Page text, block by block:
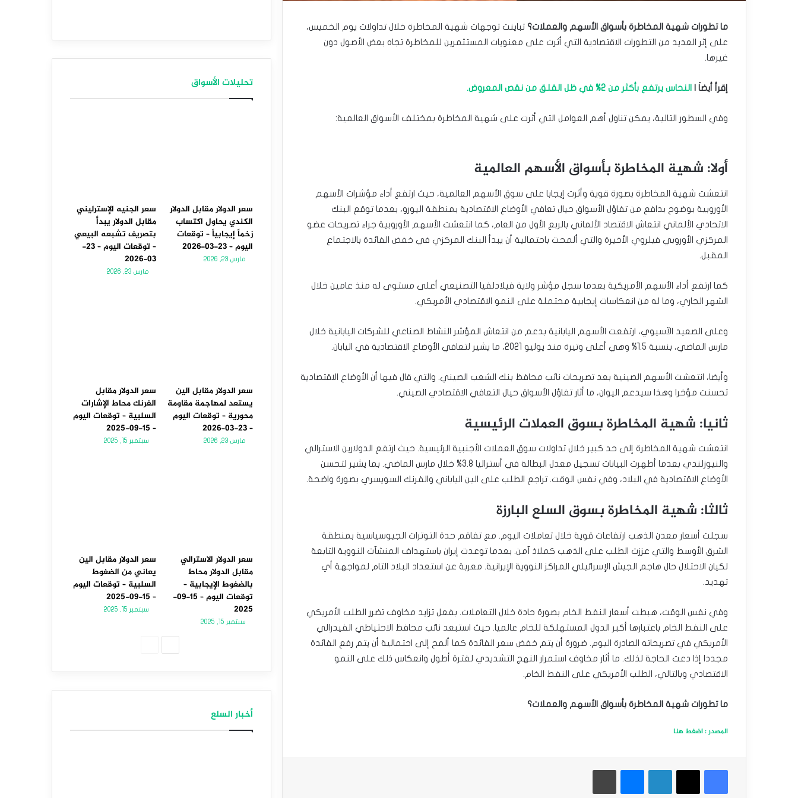
ما تطورات شهية المخاطرة بأسواق الأسهم والعملات؟ تباينت توجهات شهية المخاطرة خلال تداولات يوم الخميس،
على إثر العديد من التطورات الاقتصادية التي أثرت على معنويات المستثمرين للمخاطرة تجاه بعض الأصول دون
غيرها.
إقرأ أيضاَ | النحاس يرتفع بأكثر من 2% في ظل القلق من نقص المعروض.
وفي السطور التالية، يمكن تناول أهم العوامل التي أثرت على شهية المخاطرة بمختلف الأسواق العالمية:
أولا: شهية المخاطرة بأسواق الأسهم العالمية
انتعشت شهية المخاطرة بصورة قوية وأثرت إيجابا على سوق الأسهم العالمية، حيث ارتفع أداء مؤشرات الأسهم
الأوروبية بوضوح بدافع من تفاؤل الأسواق حيال تعافي الأوضاع الاقتصادية بمنطقة اليورو، بعدما توقع البنك
الاتحادي الألماني انتعاش الاقتصاد الألماني بالربع الأول من العام، كما انتعشت الأسهم الأوروبية جراء تصريحات عضو
المركزي الأوروبي فيلروي الأخيرة والتي ألمحت باحتمالية أن يبدأ البنك المركزي في خفض الفائدة بالاجتماع
المقبل.
كما ارتفع أداء الأسهم الأمريكية بعدما سجل مؤشر ولاية فيلادلفيا التصنيعي أعلى مستوى له منذ عامين خلال
الشهر الجاري، وما له من انعكاسات إيجابية محتملة على النمو الاقتصادي الأمريكي.
وعلى الصعيد الآسيوي، ارتفعت الأسهم اليابانية بدعم من انتعاش المؤشر النشاط الصناعي للشركات اليابانية خلال
مارس الماضي، بنسبة 1.5% وهي أعلى وتيرة منذ يوليو 2021، ما يشير لتعافي الأوضاع الاقتصادية في اليابان.
وأيضا، انتعشت الأسهم الصينية بعد تصريحات نائب محافظ بنك الشعب الصيني. والتي قال فيها أن الأوضاع الاقتصادية
تحسنت مؤخرا وهذا سيدعم اليوان، ما أثار تفاؤل الأسواق حيال التعافي الاقتصادي الصيني.
ثانيا: شهية المخاطرة بسوق العملات الرئيسية
انتعشت شهية المخاطرة إلى حد كبير خلال تداولات سوق العملات الأجنبية الرئيسية. حيث ارتفع الدولارين الاسترالي
والنيوزلندي بعدما أظهرت البيانات تسجيل معدل البطالة في أستراليا 3.8% خلال مارس الماضي. بما يشير لتحسن
الأوضاع الاقتصادية في البلاد، وفي نفس الوقت. تراجع الطلب على الين الياباني والفرنك السويسري بصورة واضحة.
ثالثا: شهية المخاطرة بسوق السلع البارزة
سجلت أسعار معدن الذهب ارتفاعات قوية خلال تعاملات اليوم. مع تفاقم حدة التوترات الجيوسياسية بمنطقة
الشرق الأوسط والتي عززت الطلب على الذهب كملاذ آمن. بعدما توعدت إيران باستهداف المنشآت النووية التابعة
لكيان الاحتلال حال هاجم الجيش الإسرائيلي المراكز النووية الإيرانية. معربة عن استعداد البلاد التام لمواجهة أي
تهديد.
وفي نفس الوقت، هبطت أسعار النفط الخام بصورة حادة خلال التعاملات. بفعل تزايد مخاوف تضرر الطلب الأمريكي
على النفط الخام باعتبارها أكبر الدول المستهلكة للخام عالميا. حيث استبعد نائب محافظ الاحتياطي الفيدرالي
الأمريكي في تصريحاته الصادرة اليوم. ضرورة أن يتم خفض سعر الفائدة كما ألمح إلى احتمالية أن يتم رفع الفائدة
مجددا إذا دعت الحاجة لذلك. ما أثار مخاوف استمرار النهج التشديدي لفترة أطول وانعكاس ذلك على النمو
الاقتصادي وبالتالي، الطلب الأمريكي على النفط الخام.
ما تطورات شهية المخاطرة بأسواق الأسهم والعملات؟
المصدر : اضغط هنا
فيسبوك
‫X لينكدإن ماسنجر طباعة
تحليلات الأسواق
سعر الدولار مقابل الدولار
الكندي يحاول اكتساب
زخماً إيجابياً – توقعات
اليوم – 23-03-2026
مارس 23, 2026
سعر الجنيه الإسترليني
مقابل الدولار يبدأ
بتصريف تشبعه البيعي
– توقعات اليوم – 23-
03-2026
مارس 23, 2026
سعر الدولار مقابل الين
يستعد لمهاجمة مقاومة
محورية – توقعات اليوم
– 23-03-2026
مارس 23, 2026
سعر الدولار مقابل
الفرنك محاط الإشارات
السلبية – توقعات اليوم
– 15-09-2025
سبتمبر 15, 2025
سعر الدولار الاسترالي
مقابل الدولار محاط
بالضغوط الإيجابية –
توقعات اليوم – 15-09-
2025
سبتمبر 15, 2025
سعر الدولار مقابل الين
يعاني من الضغوط
السلبية – توقعات اليوم
– 15-09-2025
سبتمبر 15, 2025
أخبار السلع